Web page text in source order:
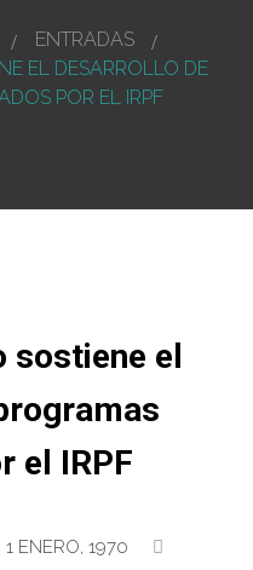
ENTRADAS
EL DESARROLLO DE
POR EL IRPF
sostiene el
el IRPF
1 ENERO, 1970